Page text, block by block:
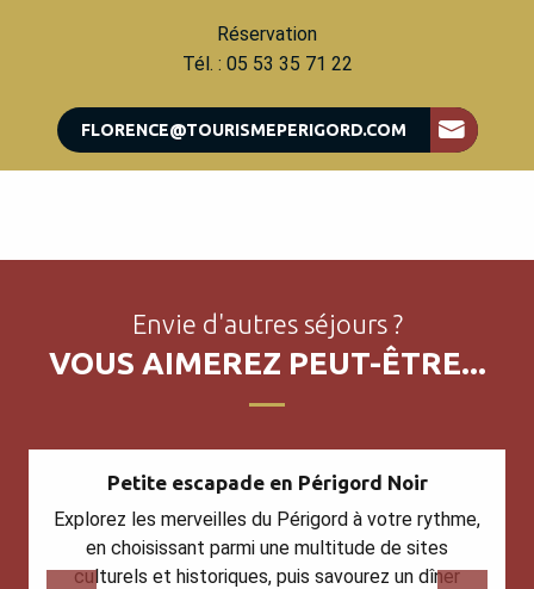
Réservation
Tél. : 05 53 35 71 22
FLORENCE@TOURISMEPERIGORD.COM
Envie d'autres séjours ?
VOUS AIMEREZ PEUT-ÊTRE...
Petite escapade en Périgord Noir
Explorez les merveilles du Périgord à votre rythme,
en choisissant parmi une multitude de sites
culturels et historiques, puis savourez un dîner